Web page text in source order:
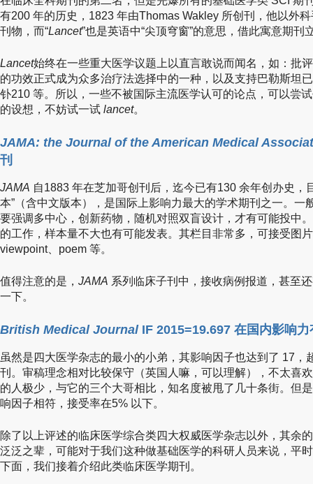
有200 年的历史，1823 年由Thomas Wakley 所创刊，他以外
刊物，而“Lancet”也是英语中“尖顶穹窗”的意思，借此寓意期刊
Lancet始终在一些重大医学议题上以直言敢说而闻名，如：批
的功效正式成为众多治疗法选择中的一种，以及支持巴勒斯坦
钋210 等。所以，一些不被国际主流医学认可的论点，可以尝
的设想，不妨试一试 lancet。
JAMA: the Journal of the American Medical
刊
JAMA 自1883 年在芝加哥创刊后，迄今已有130 余年创办史，
本”（含中文版本），是国际上影响力最大的学术期刊之一。一
要强调多中心，创新药物，随机对照双盲设计，才有可能投中
的工作，样本量不大也有可能发表。其栏目非常多，可接受图
viewpoint、poem 等。
值得注意的是， JAMA 系列临床子刊中，接收病例报道，甚至
一下。
British Medical JournalIF 2015=19.697 在国内影响力
虽然是四大医学杂志的最小的小弟，其影响因子也达到了 17，
刊。审稿理念相对比较保守（英国人嘛，可以理解），不太喜
的人极少，与它的三个大哥相比，知名度被甩了几十条街。但
响因子相符，接受率在5% 以下。
除了以上评述的临床医学综合类四大权威医学杂志以外，其余
泛泛之辈，可能对于我们这种做基础医学的科研人员来说，平
下面，我们接着介绍此类临床医学期刊。